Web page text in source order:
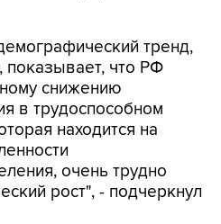
тренд,
показывает, что РФ
снижению
в трудоспособном
находится на
очень трудно
рост", - подчеркнул